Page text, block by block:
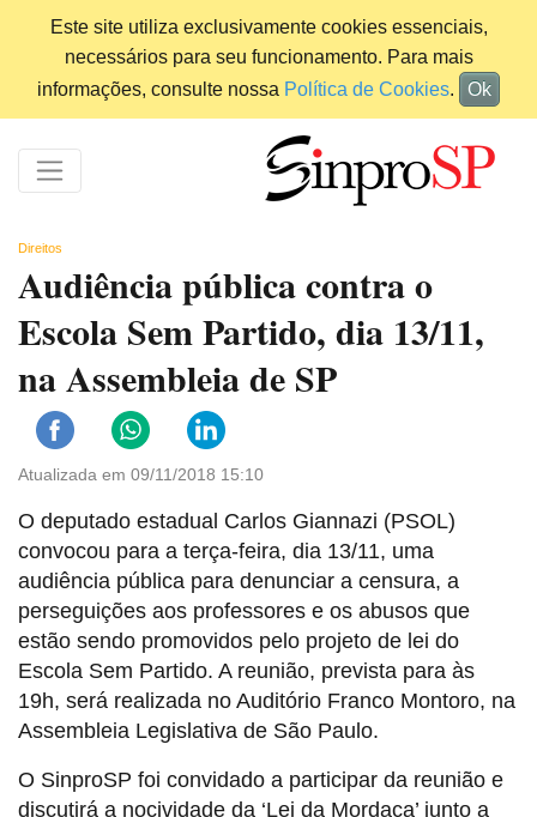
Este site utiliza exclusivamente cookies essenciais,
necessários para seu funcionamento. Para mais
informações, consulte nossa Política de Cookies. Ok
Direitos
Audiência pública contra o
Escola Sem Partido, dia 13/11,
na Assembleia de SP
Atualizada em 09/11/2018 15:10
O deputado estadual Carlos Giannazi (PSOL)
convocou para a terça-feira, dia 13/11, uma
audiência pública para denunciar a censura, a
perseguições aos professores e os abusos que
estão sendo promovidos pelo projeto de lei do
Escola Sem Partido. A reunião, prevista para às
19h, será realizada no Auditório Franco Montoro, na
Assembleia Legislativa de São Paulo.
O SinproSP foi convidado a participar da reunião e
discutirá a nocividade da ‘Lei da Mordaça’ junto a